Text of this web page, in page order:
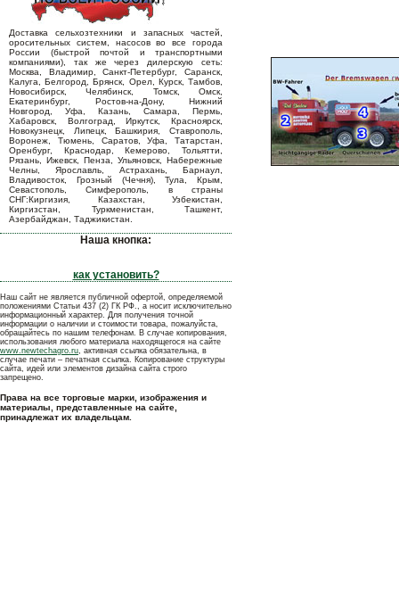
Доставка сельхозтехники и запасных частей,
оросительных систем, насосов во все города
России (быстрой почтой и транспортными
компаниями), так же через дилерскую сеть:
Москва, Владимир, Санкт-Петербург, Саранск,
Калуга, Белгород, Брянск, Орел, Курск, Тамбов,
Новосибирск, Челябинск, Томск, Омск,
Екатеринбург, Ростов-на-Дону, Нижний
Новгород, Уфа, Казань, Самара, Пермь,
Хабаровск, Волгоград, Иркутск, Красноярск,
Новокузнецк, Липецк, Башкирия, Ставрополь,
Воронеж, Тюмень, Саратов, Уфа, Татарстан,
Оренбург, Краснодар, Кемерово, Тольятти,
Рязань, Ижевск, Пенза, Ульяновск, Набережные
Челны, Ярославль, Астрахань, Барнаул,
Владивосток, Грозный (Чечня), Тула, Крым,
Севастополь, Симферополь, в страны
СНГ:Киргизия, Казахстан, Узбекистан,
Киргизстан, Туркменистан, Ташкент,
Азербайджан, Таджикистан.
Наша кнопка:
как установить?
Наш сайт не является публичной офертой, определяемой
положениями Статьи 437 (2) ГК РФ., а носит исключительно
информационный характер. Для получения точной
информации о наличии и стоимости товара, пожалуйста,
обращайтесь по нашим телефонам. В случае копирования,
использования любого материала находящегося на сайте
www.newtechagro.ru, активная ссылка обязательна, в
случае печати – печатная ссылка. Копирование структуры
сайта, идей или элементов дизайна сайта строго
запрещено.
Права на все торговые марки, изображения и
материалы, представленные на сайте,
принадлежат их владельцам.